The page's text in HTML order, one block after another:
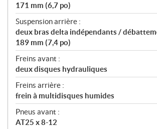
171 mm (6,7 po)
Suspension arrière :
deux bras delta indépendants /
189 mm (7,4 po)
Freins avant :
deux disques hydrauliques
Freins arrière :
frein à multidisques humides
Pneus avant :
AT25 x 8-12